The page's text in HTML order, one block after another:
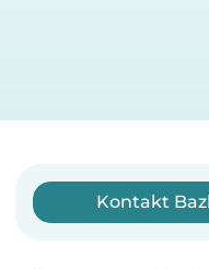
Kontakt